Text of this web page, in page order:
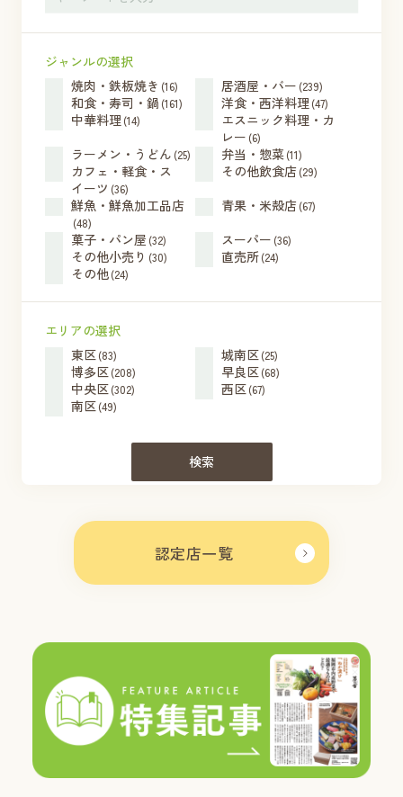
認定店一覧
ジャンルの選択
焼肉・鉄板焼き (16) 居酒屋・バー (239)
和食・寿司・鍋 (161) 洋食・西洋料理 (47)
中華料理 (14)
エスニック料理・カ
レー (6)
ラーメン・うどん (25) 弁当・惣菜(11)
カフェ・軽食・ス
イーツ (36)
その他飲食店(29)
鮮魚・鮮魚加工品店
(48)
青果・米殻店(67)
菓子・パン屋 (32) スーパー (36)
その他小売り (30) 直売所(24)
その他(24)
エリアの選択
東区(83) 城南区(25)
博多区(208) 早良区(68)
中央区(302) 西区(67)
南区(49)
検索